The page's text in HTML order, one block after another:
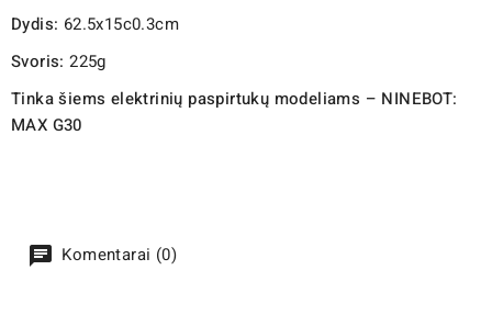
Dydis: 62.5x15c0.3cm
Svoris: 225g
Tinka šiems elektrinių paspirtukų modeliams – NINEBOT:
MAX G30
Komentarai (0)